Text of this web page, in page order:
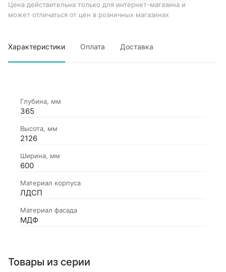
Цена действительна только для интернет-магазина и
может отличаться от цен в розничных магазинах
Характеристики Оплата Доставка
Глубина, мм
365
Высота, мм
2126
Ширина, мм
600
Материал корпуса
ЛДСП
Материал фасада
МДФ
Товары из серии